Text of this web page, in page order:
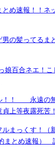
め速報！！ネ
の髪ってるま
娘百合ネエ！
！！ 永遠の
上等夜露死苦！
まっくす！（
まとめ速報）